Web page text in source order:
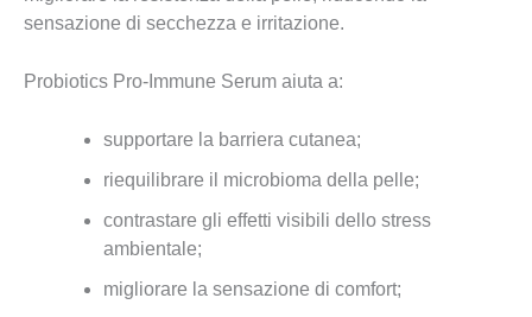
sensazione di secchezza e irritazione.
Probiotics Pro-Immune Serum aiuta a:
supportare la barriera cutanea;
riequilibrare il microbioma della pelle;
contrastare gli effetti visibili dello stress
ambientale;
migliorare la sensazione di comfort;